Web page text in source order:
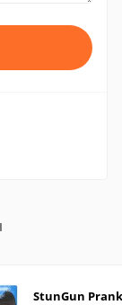
StunGun Prank